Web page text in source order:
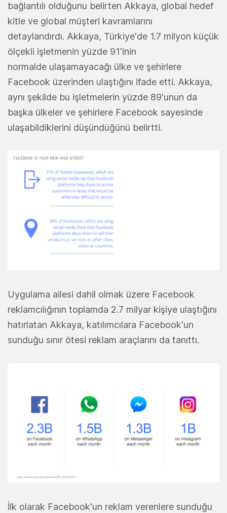
bağlantılı olduğunu belirten Akkaya, global hedef
kitle ve global müşteri kavramlarını
detaylandırdı. Akkaya, Türkiye'de 1.7 milyon küçük
ölçekli işletmenin yüzde 91'inin
normalde ulaşamayacağı ülke ve şehirlere
Facebook üzerinden ulaştığını ifade etti. Akkaya,
aynı şekilde bu işletmelerin yüzde 89'unun da
başka ülkeler ve şehirlere Facebook sayesinde
ulaşabildiklerini düşündüğünü belirtti.
Uygulama ailesi dahil olmak üzere Facebook
reklamcılığının toplamda 2.7 milyar kişiye ulaştığını
hatırlatan Akkaya, katılımcılara Facebook'un
sunduğu sınır ötesi reklam araçlarını da tanıttı.
İlk olarak Facebook'un reklam verenlere sunduğu